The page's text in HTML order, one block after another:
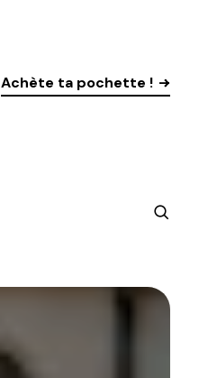
Achète ta pochette !